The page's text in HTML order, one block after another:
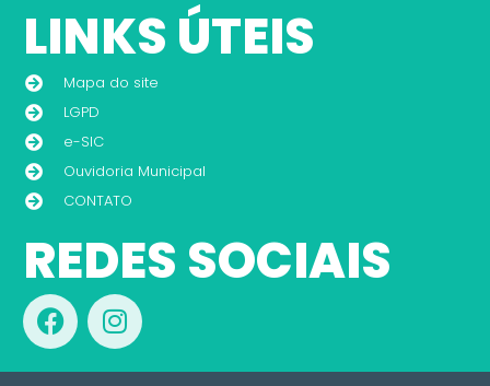
LINKS ÚTEIS
Mapa do site
LGPD
e-SIC
Ouvidoria Municipal
CONTATO
REDES SOCIAIS